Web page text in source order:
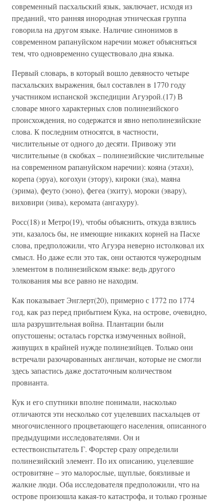
современный пасхальский язык, заключает, исходя из
преданий, что ранняя инородная этническая группа
говорила на другом языке. Наличие синонимов в
современном рапануйском наречии может объясняться
тем, что одновременно существовало дна языка.
Первый словарь, в который вошло девяносто четыре
пасхальских выражения, был составлен в 1770 году
участником испанской экспедиции Агуэрой.(17) В
словаре много характерных слов полинезийского
происхождения, но содержатся и явно неполинезийские
слова. К последним относятся, в частности,
числительные от одного до десяти. Привожу эти
числительные (в скобках – полинезийские числительные
на современном рапануйском наречии): кояна (этахи),
корепа (эруа), когохуи (этору), кироки (эха), маяна
(эрима), феуто (эоно), фегеа (эхиту), мороки (эвару),
виховири (эива), керомата (ангахуру).
Росс(18) и Метро(19), чтобы объяснить, откуда взялись
эти, казалось бы, не имеющие никаких корней на Пасхе
слова, предположили, что Агуэра неверно истолковал их
смысл. Но даже если это так, они остаются чужеродным
элементом в полинезийском языке: ведь другого
толкования мы все равно не находим.
Как показывает Энглерт(20), примерно с 1772 по 1774
год, как раз перед прибытием Кука, на острове, очевидно,
шла разрушительная война. Плантации были
опустошены; осталась горстка измученных войной,
живущих в крайней нужде полинезийцев. Только они
встречали разочарованных англичан, которые не смогли
здесь запастись даже достаточным количеством
провианта.
Кук и его спутники вполне понимали, насколько
отличаются эти несколько сот уцелевших пасхальцев от
многочисленного процветающего населения, описанного
предыдущими исследователями. Он и
естествоиспытатель Г. Форстер сразу определили
полинезийский элемент. По их описанию, уцелевшие
островитяне – это малорослые, щуплые, боязливые и
жалкие люди. Оба исследователя предположили, что на
острове произошла какая-то катастрофа, и только грозные